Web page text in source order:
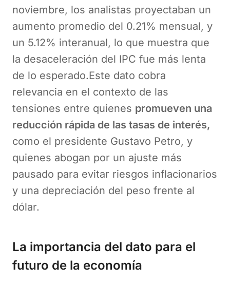
noviembre, los analistas proyectaban un
aumento promedio del 0.21% mensual, y
un 5.12% interanual, lo que muestra que
la desaceleración del IPC fue más lenta
de lo esperado.Este dato cobra
relevancia en el contexto de las
tensiones entre quienes promueven una
reducción rápida de las tasas de interés,
como el presidente Gustavo Petro, y
quienes abogan por un ajuste más
pausado para evitar riesgos inflacionarios
y una depreciación del peso frente al
dólar.
La importancia del dato para el
futuro de la economía